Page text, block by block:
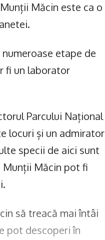
Măcin este ca o
etape de
fi un laborator
Parcului Național
locuri și un admirator
specii de aici sunt
Munții Măcin pot fi
să treacă mai întâi
pot descoperi în